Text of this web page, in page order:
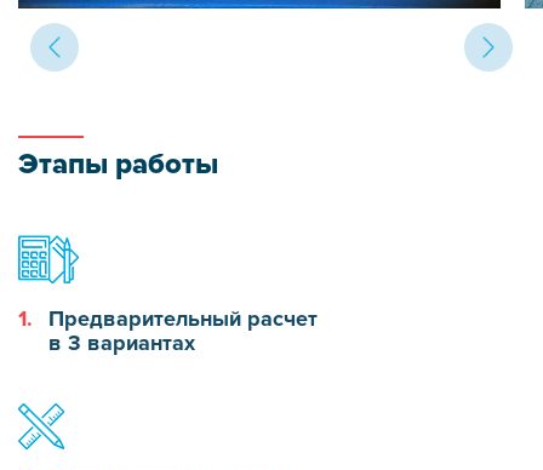
Этапы работы
1.
Предварительный расчет
в 3 вариантах